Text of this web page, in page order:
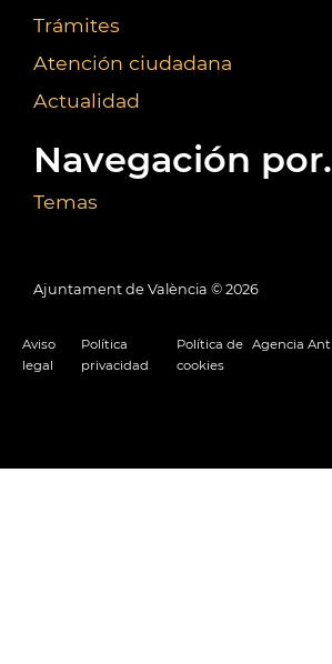
Trámites
Atención ciudadana
Actualidad
Navegación
Temas
Ajuntament de València © 2026
Aviso
legal
Política
privacidad
Política de
cookies
Agencia